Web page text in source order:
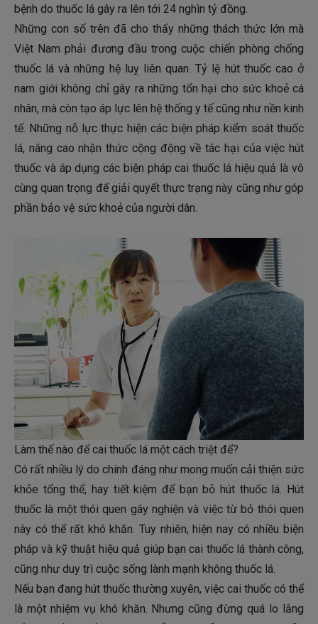
bệnh do thuốc lá gây ra lên tới 24 nghìn tỷ đồng.
Những con số trên đã cho thấy những thách thức lớn mà
Việt Nam phải đương đầu trong cuộc chiến phòng chống
thuốc lá và những hệ luỵ liên quan. Tỷ lệ hút thuốc cao ở
nam giới không chỉ gây ra những tổn hại cho sức khoẻ cá
nhân, mà còn tạo áp lực lên hệ thống y tế cũng như nền kinh
tế. Những nỗ lực thực hiện các biện pháp kiểm soát thuốc
lá, nâng cao nhận thức cộng động về tác hại của việc hút
thuốc và áp dụng các biện pháp cai thuốc lá hiệu quả là vô
cùng quan trọng để giải quyết thực trạng này cũng như góp
phần bảo vệ sức khoẻ của người dân.
Làm thế nào để cai thuốc lá một cách triệt để?
Có rất nhiều lý do chính đáng như mong muốn cải thiện sức
khỏe tổng thể, hay tiết kiệm để bạn bỏ hút thuốc lá. Hút
thuốc là một thói quen gây nghiện và việc từ bỏ thói quen
này có thể rất khó khăn. Tuy nhiên, hiện nay có nhiều biện
pháp và kỹ thuật hiệu quả giúp bạn cai thuốc lá thành công,
cũng như duy trì cuộc sống lành mạnh không thuốc lá.
Nếu bạn đang hút thuốc thường xuyên, việc cai thuốc có thể
là một nhiệm vụ khó khăn. Nhưng cũng đừng quá lo lắng